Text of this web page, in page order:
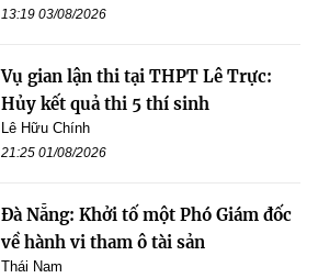
13:19 03/08/2026
Vụ gian lận thi tại THPT Lê Trực:
Hủy kết quả thi 5 thí sinh
Lê Hữu Chính
21:25 01/08/2026
Đà Nẵng: Khởi tố một Phó Giám đốc
về hành vi tham ô tài sản
Thái Nam